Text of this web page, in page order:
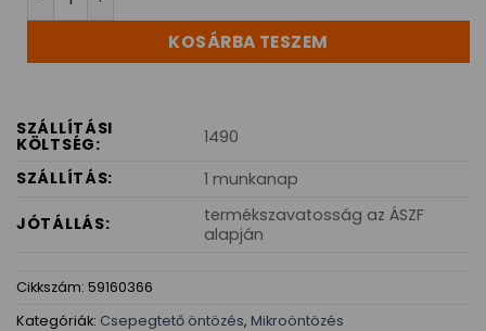
KOSÁRBA TESZEM
SZÁLLÍTÁSI
KÖLTSÉG:
1490
SZÁLLÍTÁS:
1 munkanap
JÓTÁLLÁS:
termékszavatosság az ÁSZF
alapján
Cikkszám: 59160366
Kategóriák: Csepegtető öntözés, Mikroöntözés